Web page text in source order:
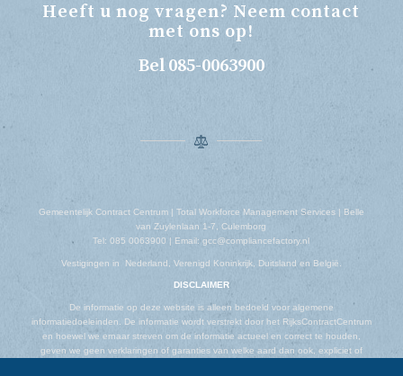
Heeft u nog vragen? Neem contact
met ons op!
Bel 085-0063900
Gemeentelijk Contract Centrum | Total Workforce Management Services | Belle
van Zuylenlaan 1-7, Culemborg
Tel: 085 0063900 | Email: gcc@compliancefactory.nl
Vestigingen in Nederland, Verenigd Koninkrijk, Duitsland en België.
DISCLAIMER
De informatie op deze website is alleen bedoeld voor algemene
informatiedoeleinden. De informatie wordt verstrekt door het RijksContractCentrum
en hoewel we ernaar streven om de informatie actueel en correct te houden,
geven we geen verklaringen of garanties van welke aard dan ook, expliciet of